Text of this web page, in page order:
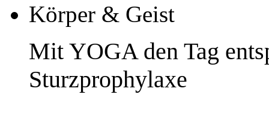
Körper & Geist
Mit YOGA den Tag
Sturzprophylaxe